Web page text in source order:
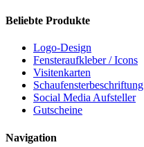
Beliebte Produkte
Logo-Design
Fensteraufkleber / Icons
Visitenkarten
Schaufensterbeschriftung
Social Media Aufsteller
Gutscheine
Navigation